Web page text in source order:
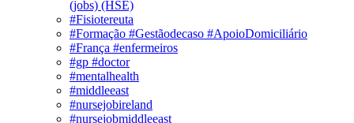
(jobs) (HSE)
#Fisiotereuta
#Formação #Gestãodecaso #ApoioDomiciliário
#França #enfermeiros
#gp #doctor
#mentalhealth
#middleeast
#nursejobireland
#nursejobmiddleeast